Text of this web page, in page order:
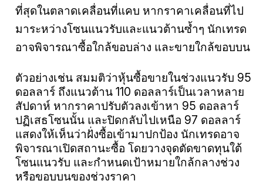
ที่สุดในตลาดเคลื่อนที่แคบ หากราคาเคลื่อนที่ไป
มาระหว่างโซนแนวรับและแนวต้านซ้ำๆ นักเทรด
อาจพิจารณาซื้อใกล้ขอบล่าง และขายใกล้ขอบบน
ตัวอย่างเช่น สมมติว่าหุ้นซื้อขายในช่วงแนวรับ 95
ดอลลาร์ ถึงแนวต้าน 110 ดอลลาร์เป็นเวลาหลาย
สัปดาห์ หากราคาปรับตัวลงเข้าหา 95 ดอลลาร์
ปฏิเสธโซนนั้น และปิดกลับไปเหนือ 97 ดอลลาร์
แสดงให้เห็นว่าฝั่งซื้อเข้ามาปกป้อง นักเทรดอาจ
พิจารณาเปิดสถานะซื้อ โดยวางจุดตัดขาดทุนใต้
โซนแนวรับ และกำหนดเป้าหมายใกล้กลางช่วง
หรือขอบบนของช่วงราคา